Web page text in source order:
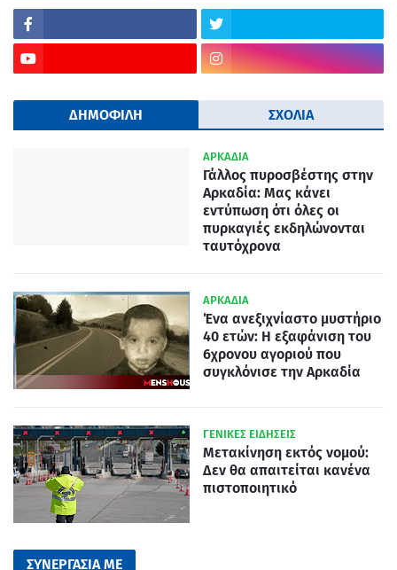
ΔΗΜΟΦΙΛΗ ΣΧΟΛΙΑ
ΑΡΚΑΔΙΑ
Γάλλος πυροσβέστης στην
Αρκαδία: Μας κάνει
εντύπωση ότι όλες οι
πυρκαγιές εκδηλώνονται
ταυτόχρονα
ΑΡΚΑΔΙΑ
Ένα ανεξιχνίαστο μυστήριο
40 ετών: Η εξαφάνιση του
6χρονου αγοριού που
συγκλόνισε την Αρκαδία
ΓΕΝΙΚΕΣ ΕΙΔΗΣΕΙΣ
Μετακίνηση εκτός νομού:
Δεν θα απαιτείται κανένα
πιστοποιητικό
ΣΥΝΕΡΓΑΣΙΑ ΜΕ